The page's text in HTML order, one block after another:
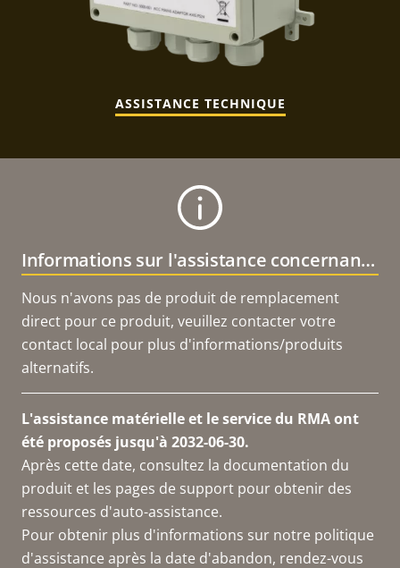
ASSISTANCE TECHNIQUE
Informations sur l'assistance concernant le produit
Nous n'avons pas de produit de remplacement
direct pour ce produit, veuillez contacter votre
contact local pour plus d'informations/produits
alternatifs.
L'assistance matérielle et le service du RMA ont
été proposés jusqu'à 2032-06-30.
Après cette date, consultez la documentation du
produit et les pages de support pour obtenir des
ressources d'auto-assistance.
Pour obtenir plus d'informations sur notre politique
d'assistance après la date d'abandon, rendez-vous